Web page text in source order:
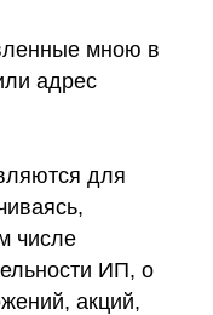
мною в
адрес
для
числе
ИП, о
акций,